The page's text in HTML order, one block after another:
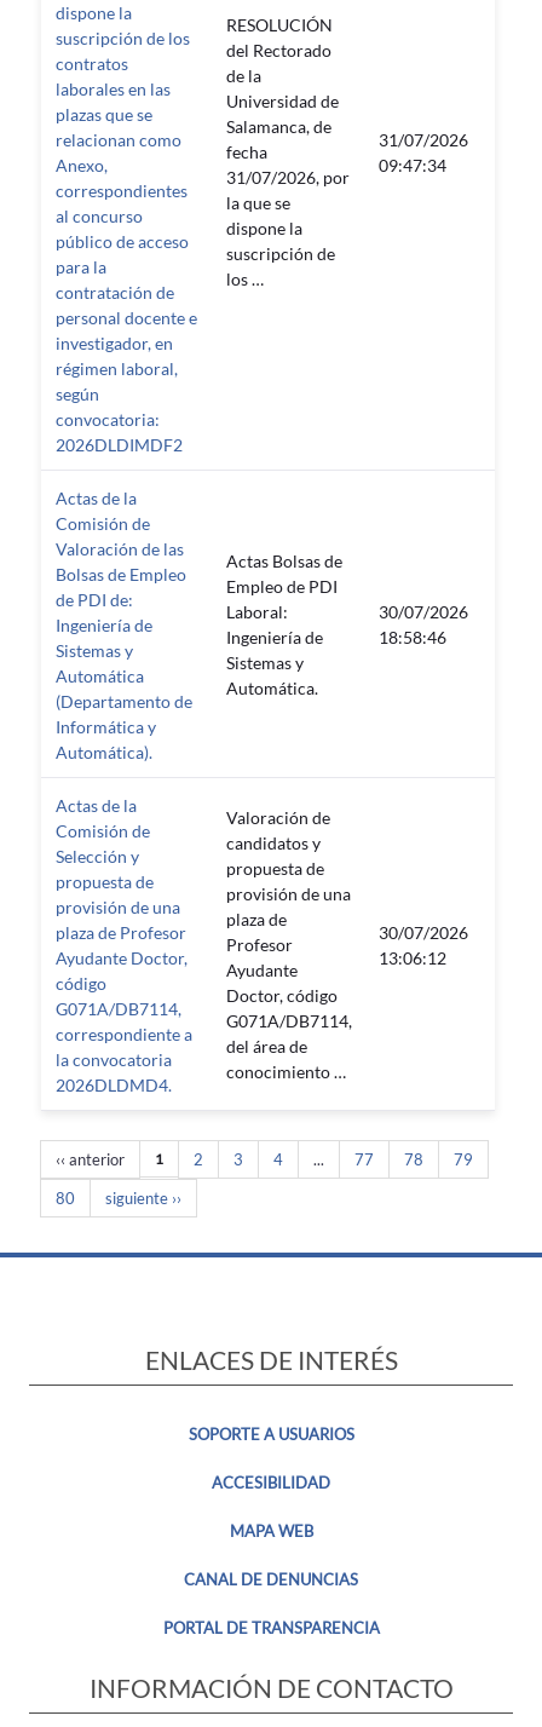
dispone la
suscripción de los
contratos
laborales en las
plazas que se
relacionan como
Anexo,
correspondientes
al concurso
público de acceso
para la
contratación de
personal docente e
investigador, en
régimen laboral,
según
convocatoria:
2026DLDIMDF2
RESOLUCIÓN
del Rectorado
de la
Universidad de
Salamanca, de
fecha
31/07/2026, por
la que se
dispone la
suscripción de
los …
31/07/2026
09:47:34
Actas de la
Comisión de
Valoración de las
Bolsas de Empleo
de PDI de:
Ingeniería de
Sistemas y
Automática
(Departamento de
Informática y
Automática).
Actas Bolsas de
Empleo de PDI
Laboral:
Ingeniería de
Sistemas y
Automática.
30/07/2026
18:58:46
Actas de la
Comisión de
Selección y
propuesta de
provisión de una
plaza de Profesor
Ayudante Doctor,
código
G071A/DB7114,
correspondiente a
la convocatoria
2026DLDMD4.
Valoración de
candidatos y
propuesta de
provisión de una
plaza de
Profesor
Ayudante
Doctor, código
G071A/DB7114,
del área de
conocimiento …
30/07/2026
13:06:12
‹‹ anterior 1 2 3 4 ... 77 78
79
80
siguiente ››
ENLACES DE INTERÉS
SOPORTE A USUARIOS
ACCESIBILIDAD
MAPA WEB
CANAL DE DENUNCIAS
PORTAL DE TRANSPARENCIA
INFORMACIÓN DE CONTACTO